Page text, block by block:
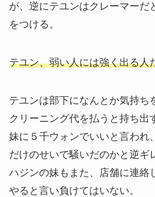
が、逆にテユンはクレーマーだ
をつける。
テユン、弱い人には強く出る人
テユンは部下になんとか気持ち
クリーニング代を払うと持ち出
妹に５千ウォンでいいと言われ
だけのせいで騒いだのかと逆ギ
ハジンの妹もまた、店舗に連絡
やると言い負けてはいない。